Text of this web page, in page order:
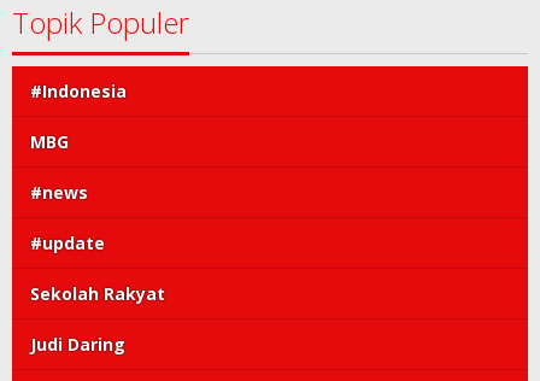
Topik Populer
#Indonesia
MBG
#news
#update
Sekolah Rakyat
Judi Daring